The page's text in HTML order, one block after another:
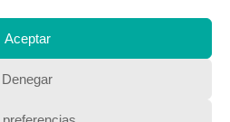
Aceptar
Denegar